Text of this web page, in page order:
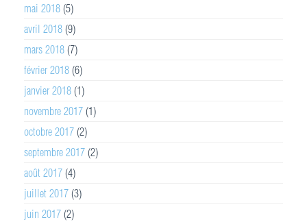
mai 2018 (5)
avril 2018 (9)
mars 2018 (7)
février 2018 (6)
janvier 2018 (1)
novembre 2017 (1)
octobre 2017 (2)
septembre 2017 (2)
août 2017 (4)
juillet 2017 (3)
juin 2017 (2)